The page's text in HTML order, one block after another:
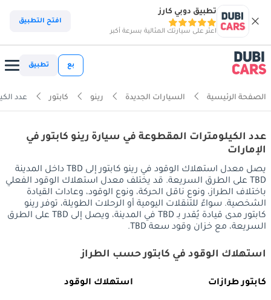
تطبيق دوبي كارز
اعثر على سيارتك المثالية بسرعة أكبر
افتح التطبيق
بع تطبيق
الصفحة الرئيسية السيارات الجديدة رينو كابتور عدد
عدد الكيلومترات المقطوعة في سيارة رينو كابتور في
الإمارات
يصل معدل استهلاك الوقود في رينو كابتور إلى TBD داخل المدينة
TBD على الطرق السريعة. قد يختلف معدل استهلاك الوقود الفعلي
باختلاف الطراز، ونوع ناقل الحركة، ونوع الوقود، وعادات القيادة
الشخصية. سواءً للتنقلات اليومية أو الرحلات الطويلة، توفر رينو
كابتور مدى قيادة يُقدر بـ TBD في المدينة، ويصل إلى TBD على الطرق
السريعة، مع خزان وقود سعة TBD.
استهلاك الوقود في كابتور حسب الطراز
كابتور طرازات استهلاك الوقود